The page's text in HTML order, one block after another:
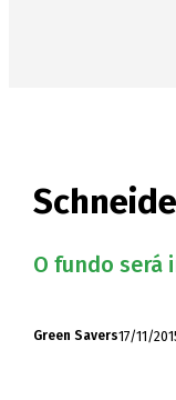
O fundo será
Green Savers17/11/